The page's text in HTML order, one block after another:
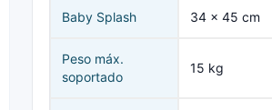
Baby Splash 34 x 45 cm
Peso máx.
soportado
15 kg